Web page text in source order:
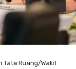
Tata Ruang/Wakil